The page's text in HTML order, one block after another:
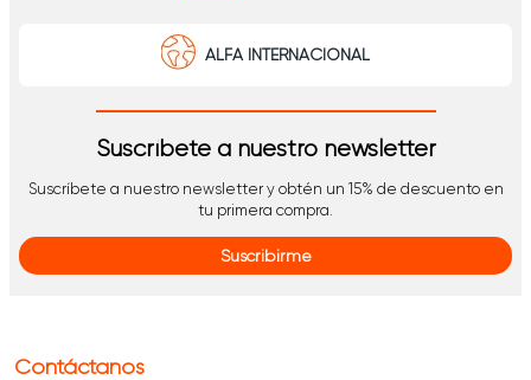
ALFA INTERNACIONAL
Suscríbete a nuestro newsletter
Suscríbete a nuestro newsletter y obtén un 15% de descuento en
tu primera compra.
Suscribirme
Contáctanos